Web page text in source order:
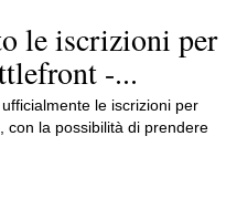
le iscrizioni per
-...
le iscrizioni per
con la possibilità di prendere